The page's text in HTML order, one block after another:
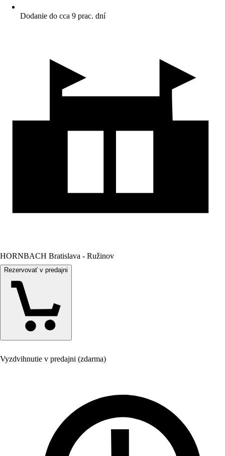
Dodanie do cca 9 prac. dní
HORNBACH Bratislava - Ružinov
Rezervovať v predajni
Vyzdvihnutie v predajni (zdarma)